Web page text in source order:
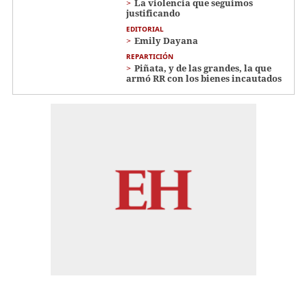
La violencia que seguimos
justificando
EDITORIAL
Emily Dayana
REPARTICIÓN
Piñata, y de las grandes, la que
armó RR con los bienes incautados